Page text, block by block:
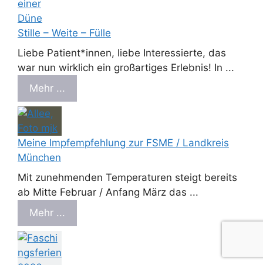
Stille – Weite – Fülle
Liebe Patient*innen, liebe Interessierte, das
war nun wirklich ein großartiges Erlebnis! In ...
Mehr ...
Meine Impfempfehlung zur FSME / Landkreis
München
Mit zunehmenden Temperaturen steigt bereits
ab Mitte Februar / Anfang März das ...
Mehr ...